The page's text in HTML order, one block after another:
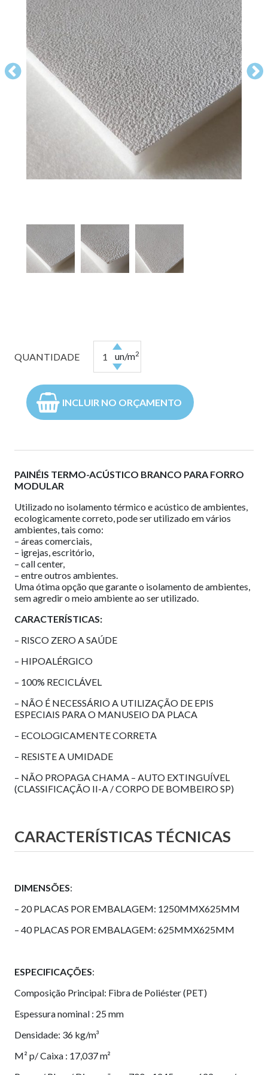
FORRO EM ISOPOR (EPS) 40MM
PERLA OP
GEORGIAN LAY-IN E TEGULAR
FINE FISSURED
ENCORE
FORRO LÃ DE VIDRO BOREAL BRANCO
FORRO LÃ DE PET NEGRO
FORRO LÃ DE PET BRANCO
FORRO PVC MODULAR
FORRO METÁLICO
FORRO METÁLICO FURO REDONDO
FORRO METÁLICO FURO QUADRADO
FORRO DE GESSO
FORROS EM GESSO COM PELÍCULA
LÂMPADAS
ILUMINAÇÃO TÉCNICA
ILUMINAÇÃO PÉ DIREITO ELEVADO
ILUMINAÇÃO EXTERNA
ILUMINAÇÃO DECORATIVA
ILUMINAÇÃO COMERCIAL
ISOLAMENTO TÉRMICO E ACÚSTICO
LÃS E MANTAS
BLOG
CONTATO
Previous
QUANTIDADE un/m2
INCLUIR NO ORÇAMENTO
PAINÉIS TERMO-ACÚSTICO BRANCO PARA FORRO
MODULAR
Utilizado no isolamento térmico e acústico de ambientes,
ecologicamente correto, pode ser utilizado em vários
ambientes, tais como:
– áreas comerciais,
– igrejas, escritório,
– call center,
– entre outros ambientes.
Uma ótima opção que garante o isolamento de ambientes,
sem agredir o meio ambiente ao ser utilizado.
CARACTERÍSTICAS:
– RISCO ZERO A SAÚDE
– HIPOALÉRGICO
– 100% RECICLÁVEL
– NÃO É NECESSÁRIO A UTILIZAÇÃO DE EPIS
ESPECIAIS PARA O MANUSEIO DA PLACA
– ECOLOGICAMENTE CORRETA
– RESISTE A UMIDADE
– NÃO PROPAGA CHAMA – AUTO EXTINGUÍVEL
(CLASSIFICAÇÃO II-A / CORPO DE BOMBEIRO SP)
CARACTERÍSTICAS TÉCNICAS
DIMENSÕES:
– 20 PLACAS POR EMBALAGEM: 1250MMX625MM
– 40 PLACAS POR EMBALAGEM: 625MMX625MM
ESPECIFICAÇÕES:
Composição Principal: Fibra de Poliéster (PET)
Espessura nominal : 25 mm
Densidade: 36 kg/m³
M² p/ Caixa : 17,037 m²